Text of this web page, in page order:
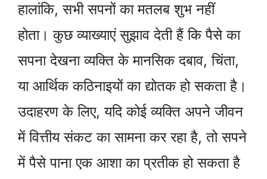
हालांकि, सभी सपनों का मतलब शुभ नहीं
होता। कुछ व्याख्याएं सुझाव देती हैं कि पैसे का
सपना देखना व्यक्ति के मानसिक दबाव, चिंता,
या आर्थिक कठिनाइयों का द्योतक हो सकता है।
उदाहरण के लिए, यदि कोई व्यक्ति अपने जीवन
में वित्तीय संकट का सामना कर रहा है, तो सपने
में पैसे पाना एक आशा का प्रतीक हो सकता है